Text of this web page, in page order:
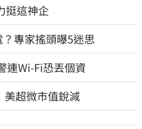
挺這神企
專家搖頭曝5迷思
連Wi-Fi恐丟個資
超微市值銳減